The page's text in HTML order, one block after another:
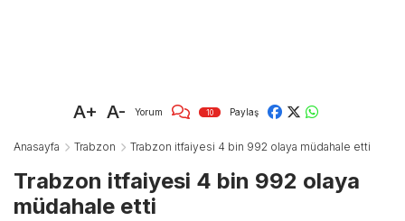
A+ A- Yorum 10 Paylaş
Anasayfa Trabzon Trabzon itfaiyesi 4 bin 992 olaya müdahale etti
Trabzon itfaiyesi 4 bin 992 olaya
müdahale etti